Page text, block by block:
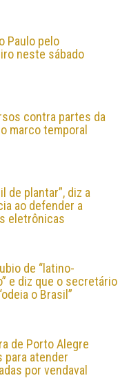
Paulo pelo
neste sábado
contra partes da
marco temporal
de plantar”, diz a
ao defender a
eletrônicas
de “latino-
e diz que o secretário
o Brasil”
de Porto Alegre
para atender
por vendaval